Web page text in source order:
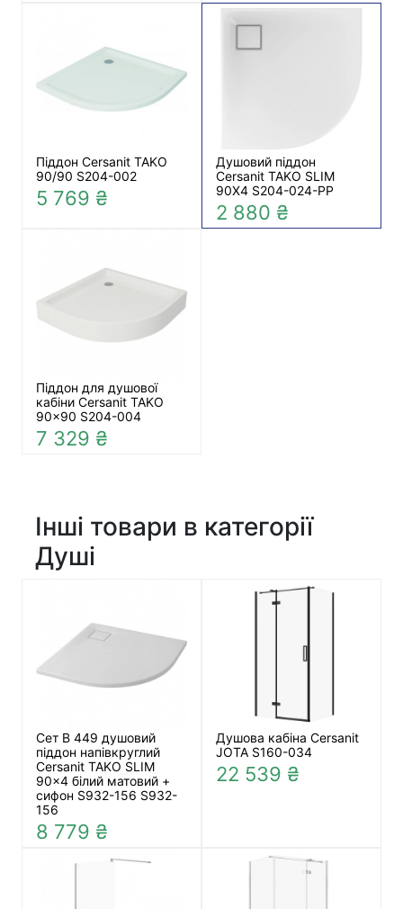
Піддон Cersanit TAKO
90/90 S204-002
5 769 ₴
Душовий піддон
Cersanit TAKO SLIM
90X4 S204-024-PP
2 880 ₴
Піддон для душової
кабіни Cersanit TAKO
90x90 S204-004
7 329 ₴
Інші товари в категорії
Душі
Сет B 449 душовий
піддон напівкруглий
Cersanit TAKO SLIM
90x4 білий матовий +
сифон S932-156 S932-
156
8 779 ₴
Душова кабіна Cersanit
JOTA S160-034
22 539 ₴